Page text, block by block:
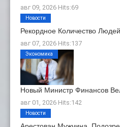
авг 09, 2026 Hits:69
Рекордное Количество
авг 07, 2026 Hits:137
Новости
Новый Министр Финансов
авг 01, 2026 Hits:142
Экономика
Новости